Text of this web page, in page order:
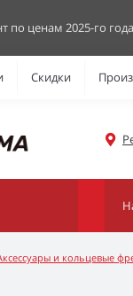
по ценам 2025-го
Скидки
и кольцевые